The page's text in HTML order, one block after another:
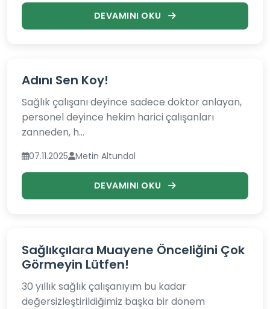
DEVAMINI OKU
Adını Sen Koy!
Sağlık çalışanı deyince sadece doktor anlayan,
personel deyince hekim harici çalışanları
zanneden, h...
07.11.2025 Metin Altundal
DEVAMINI OKU
Sağlıkçılara Muayene Önceliğini Çok
Görmeyin Lütfen!
30 yıllık sağlık çalışanıyım bu kadar
değersizleştirildiğimiz başka bir dönem